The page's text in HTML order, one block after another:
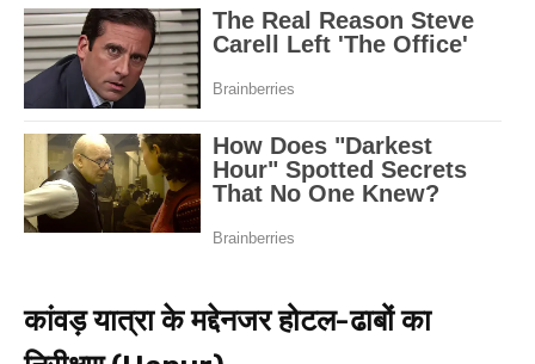
कांवड़ यात्रा के मद्देनजर होटल-ढाबों का